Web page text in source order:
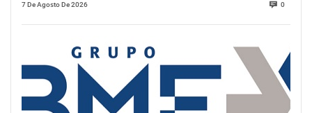
7 De Agosto De 2026 0